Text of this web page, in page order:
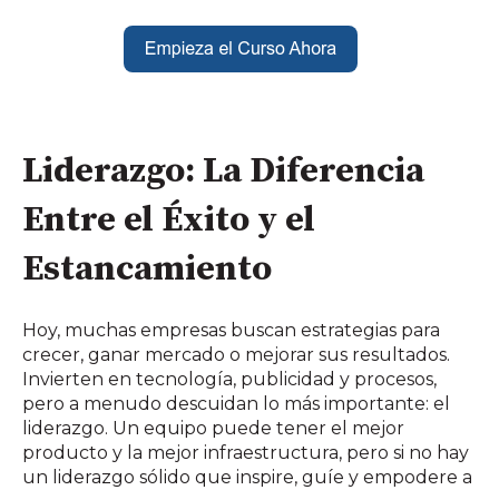
Liderazgo: La Diferencia
Entre el Éxito y el
Estancamiento
Hoy, muchas empresas buscan estrategias para
crecer, ganar mercado o mejorar sus resultados.
Invierten en tecnología, publicidad y procesos,
pero a menudo descuidan lo más importante: el
liderazgo. Un equipo puede tener el mejor
producto y la mejor infraestructura, pero si no hay
un liderazgo sólido que inspire, guíe y empodere a